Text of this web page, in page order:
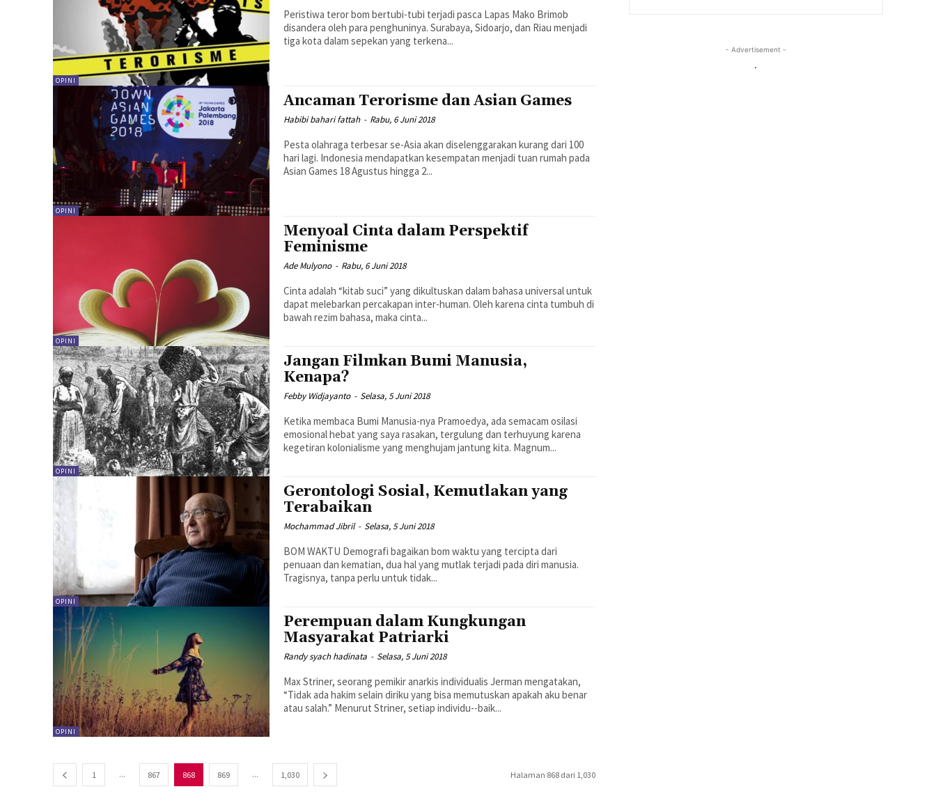
OPINI
Peristiwa teror bom bertubi-tubi terjadi pasca Lapas Mako Brimob
disandera oleh para penghuninya. Surabaya, Sidoarjo, dan Riau menjadi
tiga kota dalam sepekan yang terkena...
OPINI
Ancaman Terorisme dan Asian Games
Habibi bahari fattah - Rabu, 6 Juni 2018
Pesta olahraga terbesar se-Asia akan diselenggarakan kurang dari 100
hari lagi. Indonesia mendapatkan kesempatan menjadi tuan rumah pada
Asian Games 18 Agustus hingga 2...
OPINI
Menyoal Cinta dalam Perspektif
Feminisme
Ade Mulyono - Rabu, 6 Juni 2018
Cinta adalah “kitab suci” yang dikultuskan dalam bahasa universal untuk
dapat melebarkan percakapan inter-human. Oleh karena cinta tumbuh di
bawah rezim bahasa, maka cinta...
OPINI
Jangan Filmkan Bumi Manusia,
Kenapa?
Febby Widjayanto - Selasa, 5 Juni 2018
Ketika membaca Bumi Manusia-nya Pramoedya, ada semacam osilasi
emosional hebat yang saya rasakan, tergulung dan terhuyung karena
kegetiran kolonialisme yang menghujam jantung kita. Magnum...
OPINI
Gerontologi Sosial, Kemutlakan yang
Terabaikan
Mochammad Jibril - Selasa, 5 Juni 2018
BOM WAKTU Demografi bagaikan bom waktu yang tercipta dari
penuaan dan kematian, dua hal yang mutlak terjadi pada diri manusia.
Tragisnya, tanpa perlu untuk tidak...
OPINI
Perempuan dalam Kungkungan
Masyarakat Patriarki
Randy syach hadinata - Selasa, 5 Juni 2018
Max Striner, seorang pemikir anarkis individualis Jerman mengatakan,
“Tidak ada hakim selain diriku yang bisa memutuskan apakah aku benar
atau salah.” Menurut Striner, setiap individu--baik...
1 ... 867 868 869 ... 1,030 Halaman 868 dari 1,030
- Advertisement -
.